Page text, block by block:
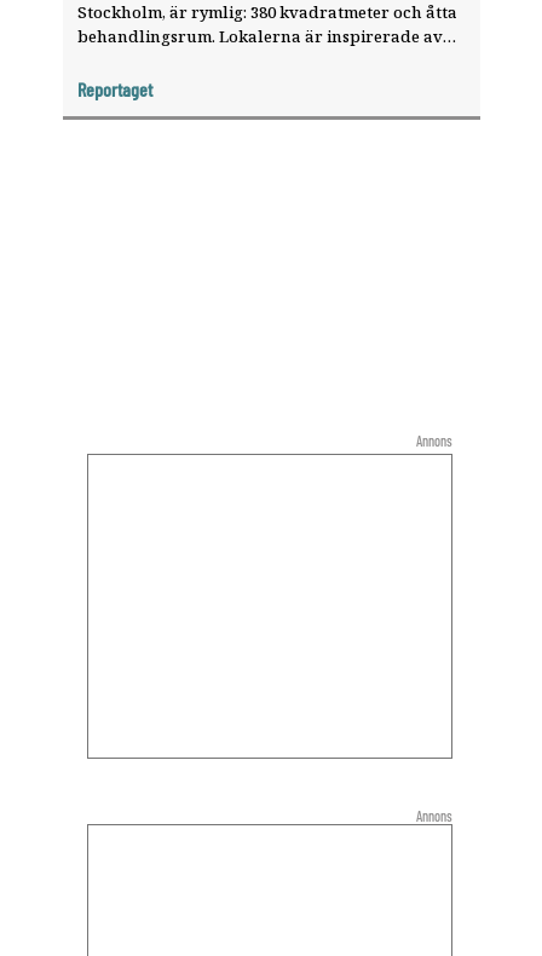
Stockholm, är rymlig: 380 kvadrat­meter och åtta
behandlingsrum. Lokalerna är inspirerade av
färger med detaljer i guld. Syskonen Ashtar och
Reportaget
Annons
Annons